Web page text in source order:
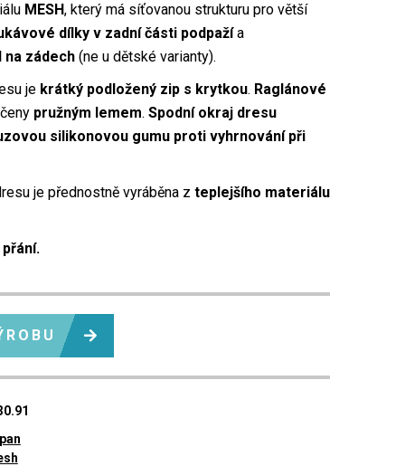
MESH, který má síťovanou strukturu pro větší
dílky v zadní části podpažía
zádech(ne u dětské varianty).
je krátký podložený zip s krytkou. Raglánové
pružným lemem. Spodní okraj dresu
silikonovou gumu proti vyhrnování při
je přednostně vyráběna z teplejšího materiálu